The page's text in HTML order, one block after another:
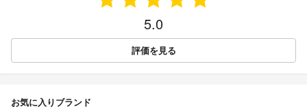
5.0
評価を見る
お気に入りブランド